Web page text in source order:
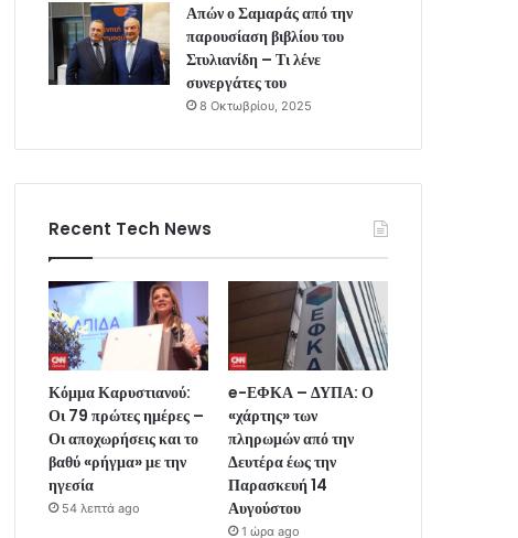
Απών ο Σαμαράς από την
παρουσίαση βιβλίου του
Στυλιανίδη – Τι λένε
συνεργάτες του
8 Οκτωβρίου, 2025
Recent Tech News
Κόμμα Καρυστιανού:
Οι 79 πρώτες ημέρες –
Οι αποχωρήσεις και το
βαθύ «ρήγμα» με την
ηγεσία
54 λεπτά ago
e-ΕΦΚΑ – ΔΥΠΑ: Ο
«χάρτης» των
πληρωμών από την
Δευτέρα έως την
Παρασκευή 14
Αυγούστου
1 ώρα ago